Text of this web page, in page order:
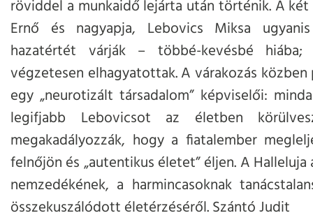
röviddel a munkaidő lejárta után történik. A
Ernő és nagyapja, Lebovics Miksa
hazatértét várják – többé-kevésbé
végzetesen elhagyatottak. A várakozás
egy „neurotizált társadalom” képviselői:
legifjabb Lebovicsot az életben
megakadályozzák, hogy a fiatalember
felnőjön és „autentikus életet” éljen. A
nemzedékének, a harmincasoknak
összekuszálódott életérzéséről. Szántó Judit